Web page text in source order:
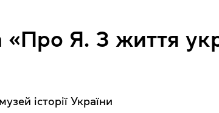
«Про Я. З життя
історії України